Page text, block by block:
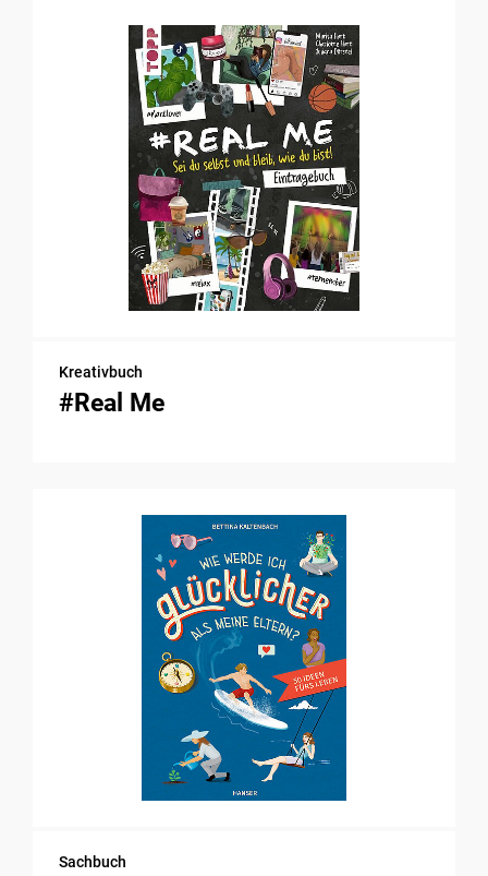
Kreativbuch
#Real Me
Sachbuch